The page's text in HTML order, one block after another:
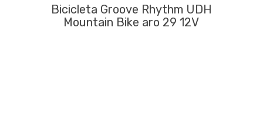
Bicicleta Groove Rhythm UDH
Mountain Bike aro 29 12V